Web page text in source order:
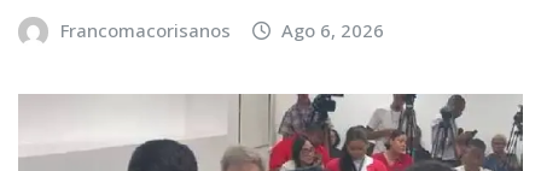
Francomacorisanos Ago 6, 2026